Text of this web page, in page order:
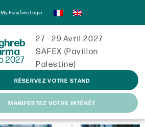
My Easyfairs Login
27 - 29 Avril 2027
SAFEX (Pavillon
Palestine)
RÉSERVEZ VOTRE STAND
MANIFESTEZ VOTRE INTÉRÊT